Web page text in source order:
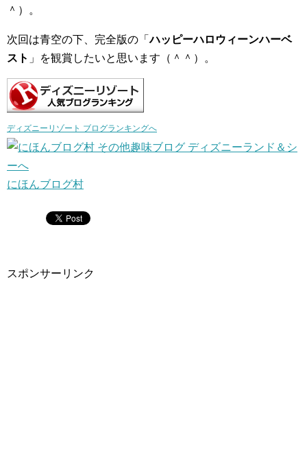
＾）。
次回は青空の下、完全版の「ハッピーハロウィーンハーベ
スト 」を観賞したいと思います（＾＾）。
ディズニーリゾート ブログランキングへ
にほんブログ村
スポンサーリンク